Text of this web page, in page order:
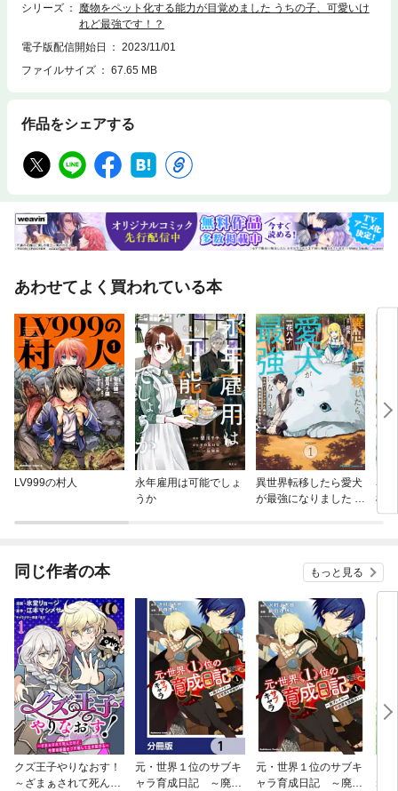
シリーズ
魔物をペット化する能力が目覚めました うちの子、可愛いけ
れど最強です！？
電子版配信開始日
2023/11/01
ファイルサイズ
67.65 MB
作品をシェアする
あわせてよく買われている本
LV999の村人
永年雇用は可能でしょ
うか
異世界転移したら愛犬
が最強になりました ～
名
様
し
同じ作者の本 もっと見る
クズ王子やりなおす！
～ざまぁされて死んだ
元・世界１位のサブキ
ャラ育成日記 ～廃プ
元・世界１位のサブキ
ャラ育成日記 ～廃プ
ね